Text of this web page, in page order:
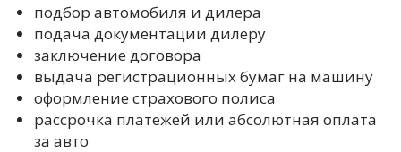
подбор автомобиля и дилера
подача документации дилеру
заключение договора
выдача регистрационных бумаг на машину
оформление страхового полиса
рассрочка платежей или абсолютная оплата
за авто